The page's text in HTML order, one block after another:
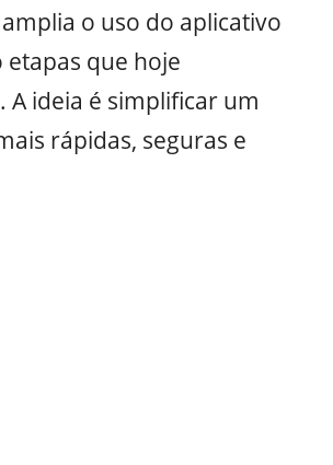
o uso do aplicativo
que hoje
ideia é simplificar um
rápidas, seguras e